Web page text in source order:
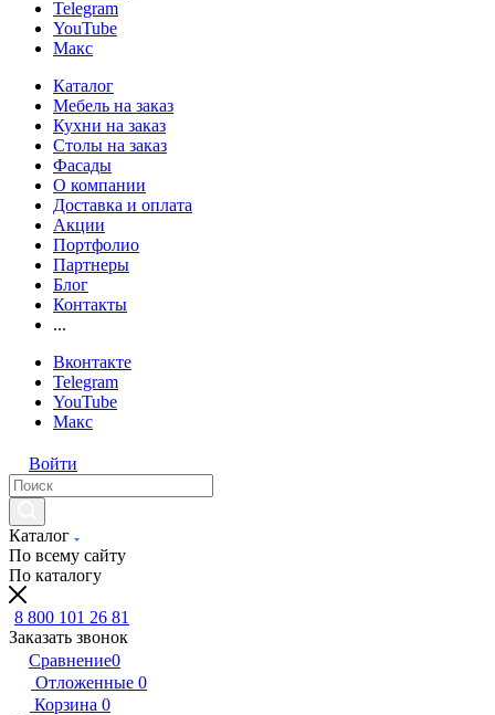
Telegram
YouTube
Макс
Каталог
Мебель на заказ
Кухни на заказ
Столы на заказ
Фасады
О компании
Доставка и оплата
Акции
Портфолио
Партнеры
Блог
Контакты
...
Вконтакте
Telegram
YouTube
Макс
Войти
Каталог
По всему сайту
По каталогу
8 800 101 26 81
Заказать звонок
Сравнение0
Отложенные 0
Корзина 0